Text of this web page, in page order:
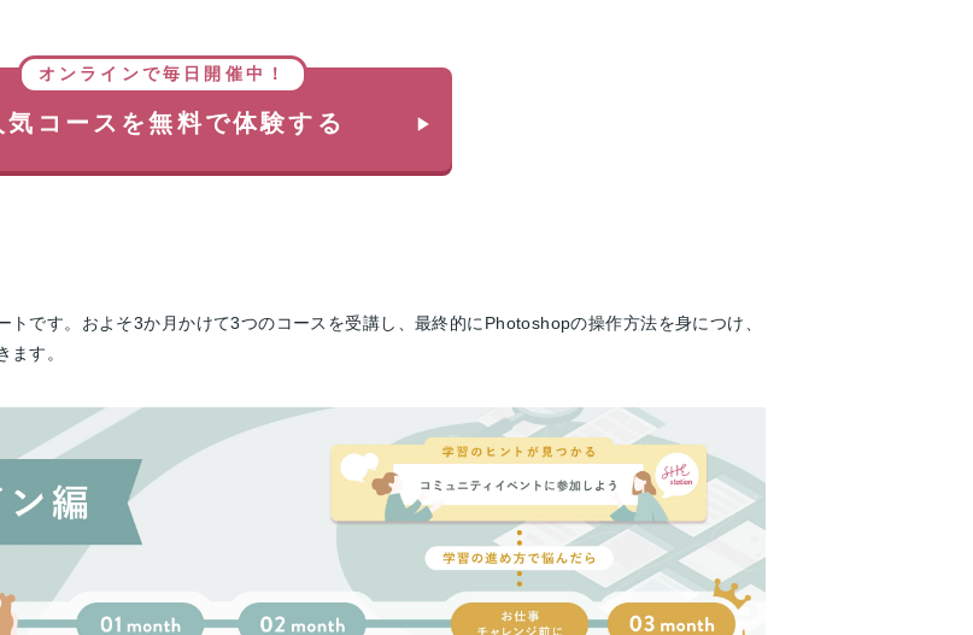
オンラインで毎日開催中！
気コースを無料で体験する
です。およそ3か月かけて3つのコースを受講し、最終的にPhotoshopの操作方法を身につけ、
す。